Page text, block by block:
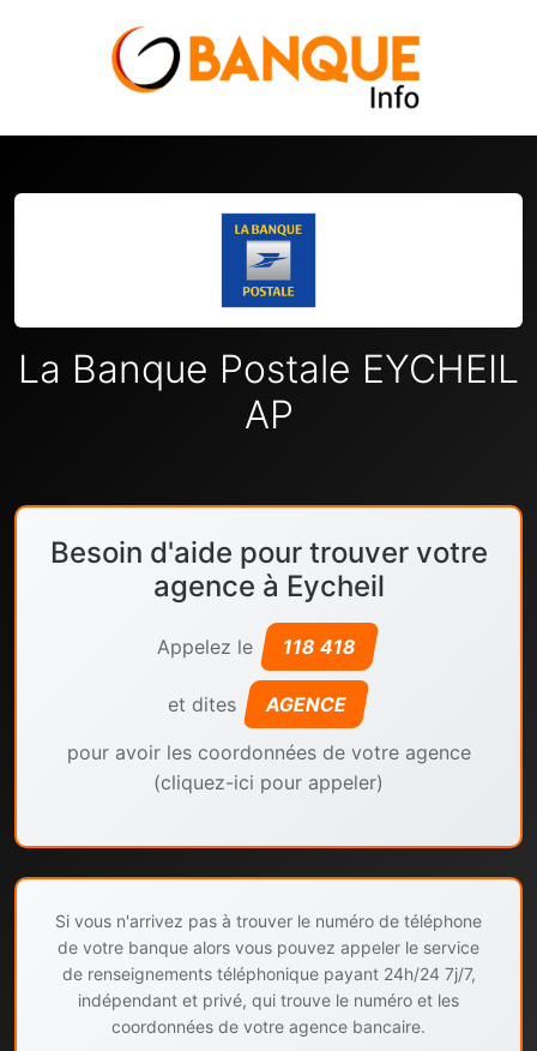
La Banque Postale EYCHEIL
AP
Besoin d'aide pour trouver votre
agence à Eycheil
Appelez le 118 418
et dites AGENCE
pour avoir les coordonnées de votre agence
(cliquez-ici pour appeler)
Si vous n'arrivez pas à trouver le numéro de téléphone
de votre banque alors vous pouvez appeler le service
de renseignements téléphonique payant 24h/24 7j/7,
indépendant et privé, qui trouve le numéro et les
coordonnées de votre agence bancaire.